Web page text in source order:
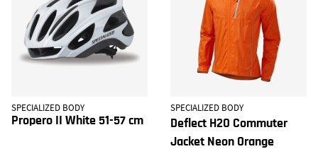
SPECIALIZED BODY
Propero II White 51-57 cm
SPECIALIZED BODY
Deflect H2O Commuter
Jacket Neon Orange